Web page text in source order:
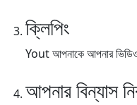
ক্লিপিং
Yout আপনাকে আপনার
আপনার বিন্যাস